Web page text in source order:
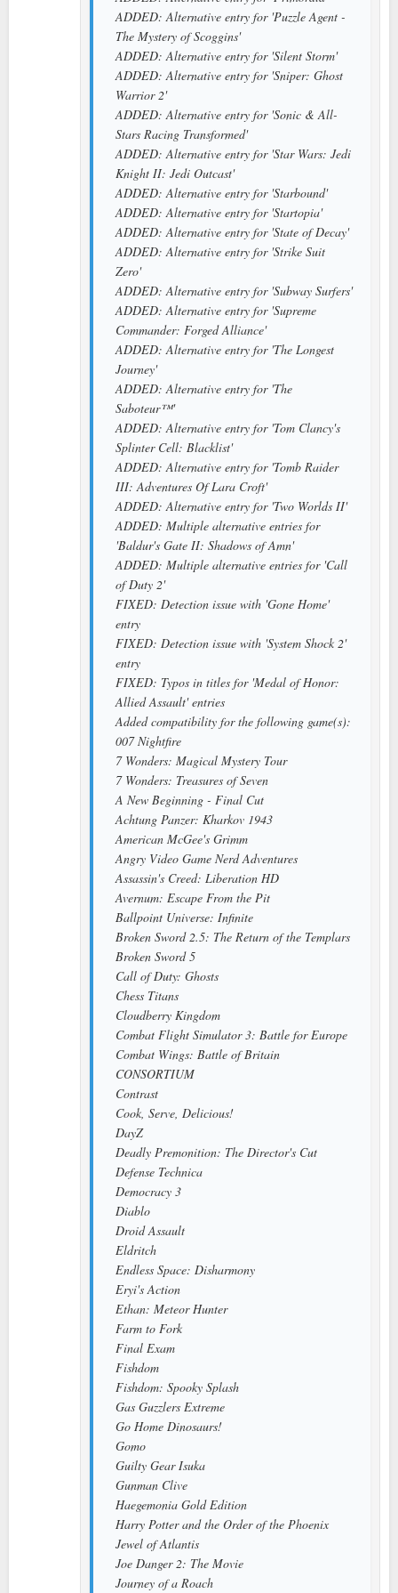
ADDED: Alternative entry for 'Puzzle Agent -
The Mystery of Scoggins'
ADDED: Alternative entry for 'Silent Storm'
ADDED: Alternative entry for 'Sniper: Ghost
Warrior 2'
ADDED: Alternative entry for 'Sonic & All-
Stars Racing Transformed'
ADDED: Alternative entry for 'Star Wars: Jedi
Knight II: Jedi Outcast'
ADDED: Alternative entry for 'Starbound'
ADDED: Alternative entry for 'Startopia'
ADDED: Alternative entry for 'State of Decay'
ADDED: Alternative entry for 'Strike Suit
Zero'
ADDED: Alternative entry for 'Subway Surfers'
ADDED: Alternative entry for 'Supreme
Commander: Forged Alliance'
ADDED: Alternative entry for 'The Longest
Journey'
ADDED: Alternative entry for 'The
Saboteur™'
ADDED: Alternative entry for 'Tom Clancy's
Splinter Cell: Blacklist'
ADDED: Alternative entry for 'Tomb Raider
III: Adventures Of Lara Croft'
ADDED: Alternative entry for 'Two Worlds II'
ADDED: Multiple alternative entries for
'Baldur's Gate II: Shadows of Amn'
ADDED: Multiple alternative entries for 'Call
of Duty 2'
FIXED: Detection issue with 'Gone Home'
entry
FIXED: Detection issue with 'System Shock 2'
entry
FIXED: Typos in titles for 'Medal of Honor:
Allied Assault' entries
Added compatibility for the following game(s):
007 Nightfire
7 Wonders: Magical Mystery Tour
7 Wonders: Treasures of Seven
A New Beginning - Final Cut
Achtung Panzer: Kharkov 1943
American McGee's Grimm
Angry Video Game Nerd Adventures
Assassin's Creed: Liberation HD
Avernum: Escape From the Pit
Ballpoint Universe: Infinite
Broken Sword 2.5: The Return of the Templars
Broken Sword 5
Call of Duty: Ghosts
Chess Titans
Cloudberry Kingdom
Combat Flight Simulator 3: Battle for Europe
Combat Wings: Battle of Britain
CONSORTIUM
Contrast
Cook, Serve, Delicious!
DayZ
Deadly Premonition: The Director's Cut
Defense Technica
Democracy 3
Diablo
Droid Assault
Eldritch
Endless Space: Disharmony
Eryi's Action
Ethan: Meteor Hunter
Farm to Fork
Final Exam
Fishdom
Fishdom: Spooky Splash
Gas Guzzlers Extreme
Go Home Dinosaurs!
Gomo
Guilty Gear Isuka
Gunman Clive
Haegemonia Gold Edition
Harry Potter and the Order of the Phoenix
Jewel of Atlantis
Joe Danger 2: The Movie
Journey of a Roach